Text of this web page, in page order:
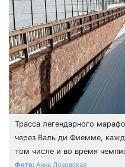
Трасса легендарного
через Валь ди Фиемме,
том числе и во время
Анна Лозовская